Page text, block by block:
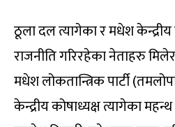
ठूला दल त्यागेका र मधेश
राजनीति गरिरहेका नेताहरु
मधेश लोकतान्त्रिक पार्टी
केन्द्रीय कोषाध्यक्ष त्यागेका